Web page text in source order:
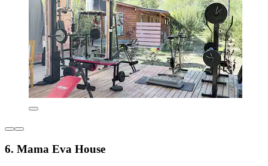
6. Mama Eva House